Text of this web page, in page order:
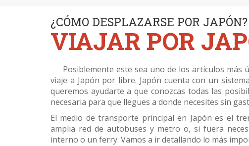
¿CÓMO DESPLAZARSE POR JAPÓN?
VIAJAR POR
Posiblemente este sea uno de los artículos más
viaje a Japón por libre. Japón cuenta con un
queremos ayudarte a que conozcas todas las
necesaria para que llegues a donde necesites sin
El medio de transporte principal en Japón es el
amplia red de autobuses y metro o, si fuera
interno o un ferry. Vamos a ir detallando lo más